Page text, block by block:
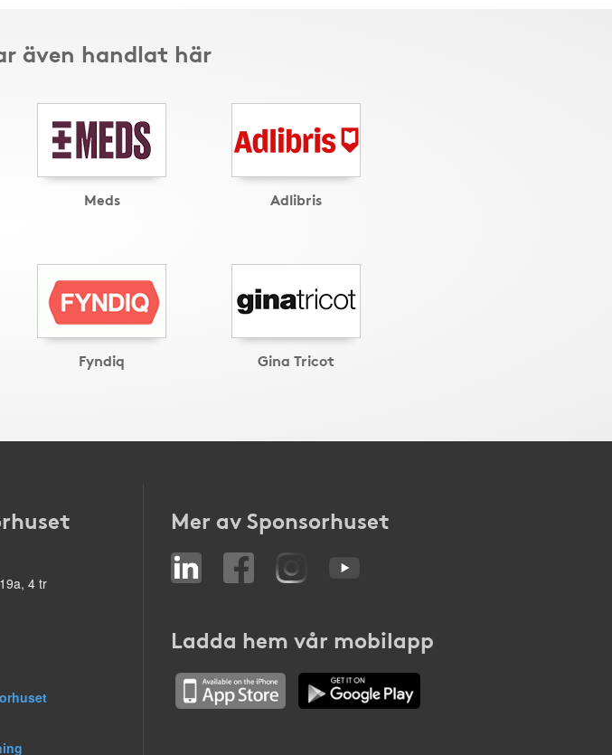
även handlat här
Meds Adlibris
Fyndiq Gina Tricot
4 tr
Mer av Sponsorhuset
Ladda hem vår mobilapp